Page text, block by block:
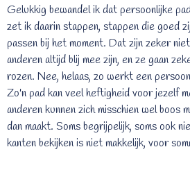
Gelukkig bewandel ik dat persoonlijke
zet ik daarin stappen, stappen die goed
passen bij het moment. Dat zijn zeker
anderen altijd blij mee zijn, en ze gaan
rozen. Nee, helaas, zo werkt een
Zo'n pad kan veel heftigheid voor jezelf
anderen kunnen zich misschien wel boos
dan maakt. Soms begrijpelijk, soms ook
kanten bekijken is niet makkelijk, voor